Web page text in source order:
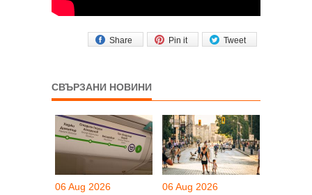
Tweet
Pin it
Share
СВЪРЗАНИ НОВИНИ
06 Aug 2026
06 Aug 2026